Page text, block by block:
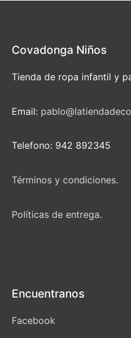
Covadonga Niños
Tienda de ropa infantil y
Email:
Telefono: 942 892345
Términos y condiciones.
Políticas de entrega.
Encuentranos
Facebook